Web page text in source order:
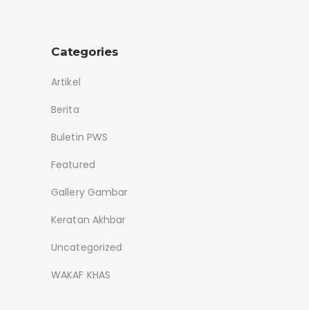
Categories
Artikel
Berita
Buletin PWS
Featured
Gallery Gambar
Keratan Akhbar
Uncategorized
WAKAF KHAS